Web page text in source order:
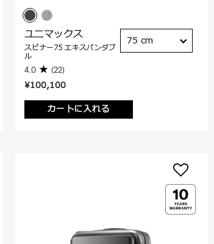
¥100,100
カートに入れる
ユニマックス
スピナー75 エキスパンダブ
ル
4.0 (22)
75 cm